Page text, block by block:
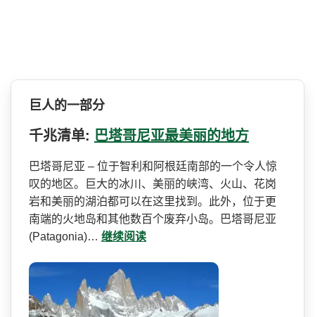
巨人的一部分
千兆清单: 巴塔哥尼亚最美丽的地方
巴塔哥尼亚 – 位于智利和阿根廷南部的一个­令人惊
叹的地区。巨大的冰川、美丽的峡湾、火山、花­岗
岩和美丽的湖泊都可以在这里找到。此外，位于更
南­端的火地岛和其他数百个废弃小岛。巴塔哥尼亚
(Patagonia)… 继续阅读